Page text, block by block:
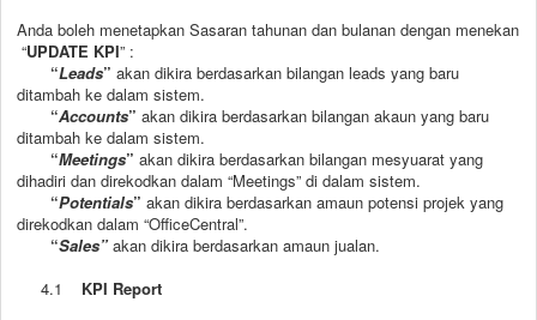
Anda boleh menetapkan Sasaran tahunan dan bulanan dengan menekan
“UPDATE KPI” :
“Leads” akan dikira berdasarkan bilangan leads yang baru
ditambah ke dalam sistem.
“Accounts” akan dikira berdasarkan bilangan akaun yang baru
ditambah ke dalam sistem.
“Meetings” akan dikira berdasarkan bilangan mesyuarat yang
dihadiri dan direkodkan dalam “Meetings” di dalam sistem.
“Potentials” akan dikira berdasarkan amaun potensi projek yang
direkodkan dalam “OfficeCentral”.
“Sales” akan dikira berdasarkan amaun jualan.
4.1
KPI Report